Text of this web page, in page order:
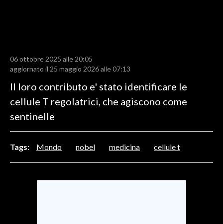
CALCIO
CALCIO REGIONALE
BASKET
VOLLEY
MOTORI
TENNIS
ALTRI SPORT
06 ottobre 2025 alle 20:05
aggiornato il 25 maggio 2026 alle 07:13
Il loro contributo e' stato identificare le
cellule T regolatrici, che agiscono come
sentinelle
Tags: Mondo nobel medicina cellule t